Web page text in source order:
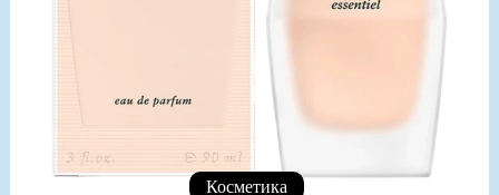
Косметика